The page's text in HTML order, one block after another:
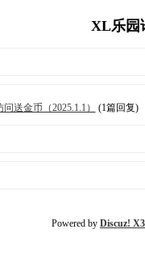
XL乐园
送金币（2025.1.1） (1篇回复)
Powered by Discuz!